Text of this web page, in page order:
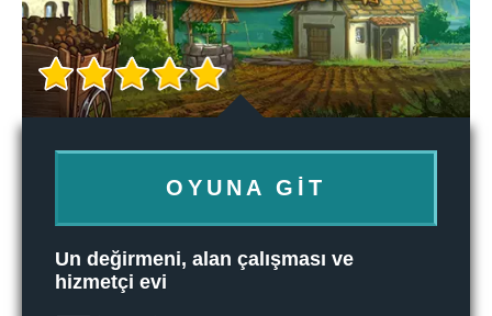
OYUNA GIT
Un değirmeni, alan çalışması ve
hizmetçi evi